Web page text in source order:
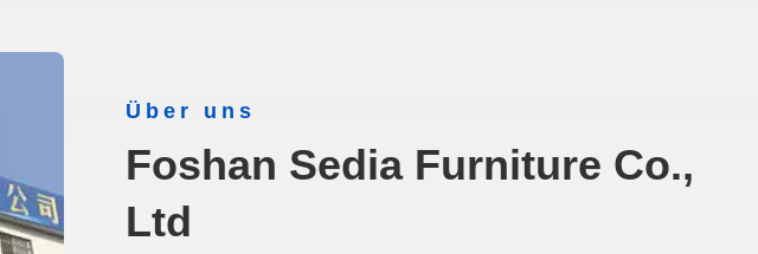
Über uns
Foshan Sedia Furniture Co.,
Ltd